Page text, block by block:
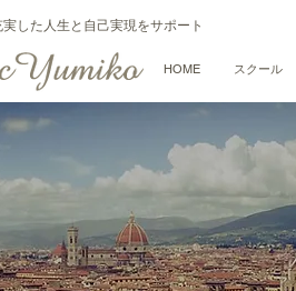
した人生と自己実現をサポート
HOME スクール